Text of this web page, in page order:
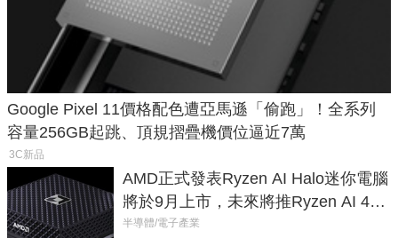
Google Pixel 11價格配色遭亞馬遜「偷跑」！全系列
容量256GB起跳、頂規摺疊機價位逼近7萬
3C新品
AMD正式發表Ryzen AI Halo迷你電腦
將於9月上市，未來將推Ryzen AI 400
Max系列處理器與對應升級版
半導體/電子產業